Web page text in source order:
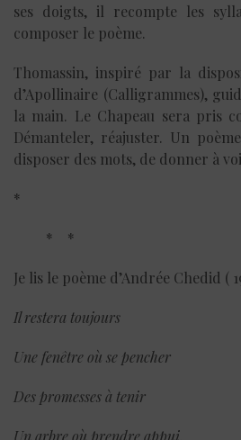
ses doigts, il recompte les
composer le poème.
Thomassin, inspiré par la
d’Apollinaire (Calligrammes),
la main. Le Chapeau sera pris
Démanteler, réajuster. Un
disposer des mots, de donner à
*
* *
Je lis le poème d’Andrée Chedid (
Il restera toujours
Une fenêtre où se pencher
Des promesses à tenir
Un arbre où prendre appui.